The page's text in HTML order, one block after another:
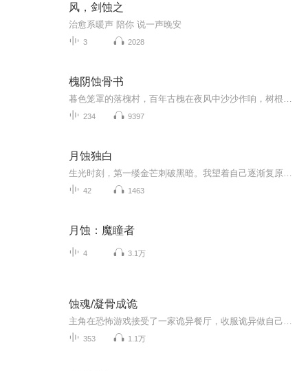
风，剑蚀之
治愈系暖声 陪你 说一声晚安
3 2028
槐阴蚀骨书
234 9397
月蚀独白
42 1463
月蚀：魔瞳者
4 3.1万
蚀魂/凝骨成诡
353 1.1万